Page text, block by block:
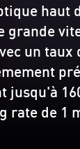
haut
grande
un taux
jusqu'à
rate de 1